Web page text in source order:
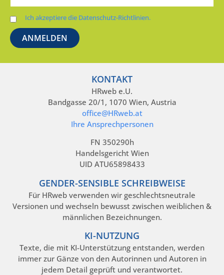
Ich akzeptiere die Datenschutz-Richtlinien.
KONTAKT
HRweb e.U.
Bandgasse 20/1, 1070 Wien, Austria
office@HRweb.at
Ihre Ansprechpersonen
FN 350290h
Handelsgericht Wien
UID ATU65898433
GENDER-SENSIBLE SCHREIBWEISE
Für HRweb verwenden wir geschlechtsneutrale
Versionen und wechseln bewusst zwischen weiblichen &
männlichen Bezeichnungen.
KI-NUTZUNG
Texte, die mit KI-Unterstützung entstanden, werden
immer zur Gänze von den Autorinnen und Autoren in
jedem Detail geprüft und verantwortet.